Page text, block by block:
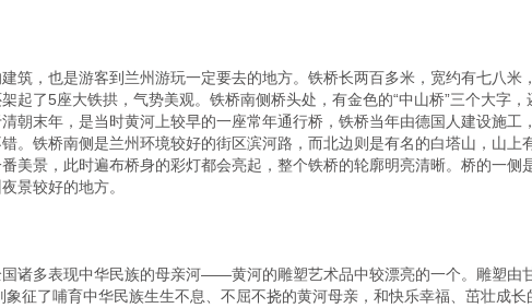
筑，也是游客到兰州游玩一定要去的地方。铁桥长两百多米，宽约有七八米
起了5座大铁拱，气势美观。铁桥南侧桥头处，有金色的“中山桥”三个大字
朝末年，是当时黄河上较早的一座常年通行桥，铁桥当年由德国人建设施工
。铁桥南侧是兰州环境较好的街区滨河路，而北边则是有名的白塔山，山上
美景，此时遍布桥身的彩灯都会亮起，整个铁桥的轮廓明亮清晰。桥的一侧
景较好的地方。
诸多表现中华民族的母亲河——黄河的雕塑艺术品中较漂亮的一个。雕塑由
象征了哺育中华民族生生不息、不屈不挠的黄河母亲，和快乐幸福、茁壮成